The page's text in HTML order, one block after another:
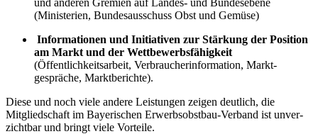
(Ministerien, Bundesausschuss Obst und Gemüse)
Informationen und Initiativen zur Stärkung der Position
am Markt und der Wettbewerbsfähigkeit
(Öffentlichkeitsarbeit, Verbraucherinformation, Markt­
gespräche, Marktberichte).
Diese und noch viele andere Leistungen zeigen deutlich, die
Mitgliedschaft im Bayerischen Erwerbsobstbau-Verband ist unver­
zichtbar und bringt viele Vorteile.